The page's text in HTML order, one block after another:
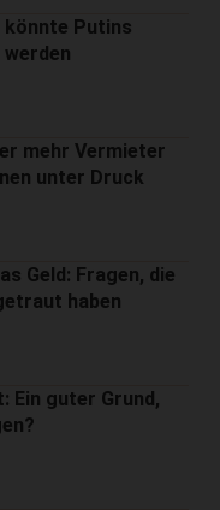
könnte Putins
mehr Vermieter
unter Druck
Geld: Fragen, die
haben
Ein guter Grund,